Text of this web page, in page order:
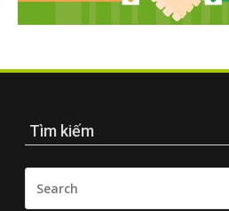
Tìm kiếm
FOR: